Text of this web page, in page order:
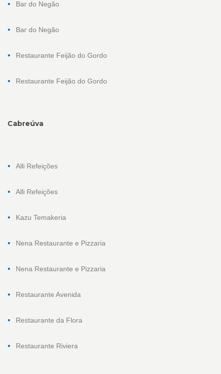
Bar do Negão
Bar do Negão
Restaurante Feijão do Gordo
Restaurante Feijão do Gordo
Cabreúva
Alli Refeições
Alli Refeições
Kazu Temakeria
Nena Restaurante e Pizzaria
Nena Restaurante e Pizzaria
Restaurante Avenida
Restaurante da Flora
Restaurante Riviera